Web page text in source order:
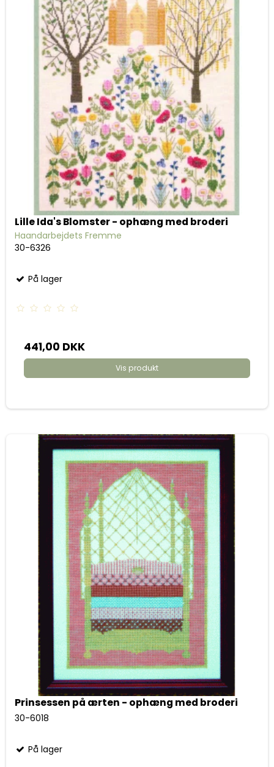
Lille Ida's Blomster - ophæng med broderi
Haandarbejdets Fremme
30-6326
På lager
441,00 DKK
Vis produkt
Prinsessen på ærten - ophæng med broderi
30-6018
På lager